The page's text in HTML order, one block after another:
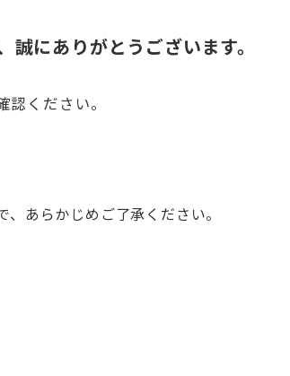
にありがとうございます。
ください。
あらかじめご了承ください。